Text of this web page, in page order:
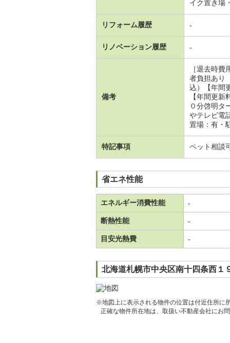
イク置き場
リフォーム履歴 -
リノベーション履歴 -
備考
［退去時
者負担あり
込）【年間
【年間更
０分啓明タ
やテレビ電
置場：有・
特記事項 ペット相談
省エネ性能
エネルギー消費性能 -
断熱性能 -
目安光熱費 -
北海道札幌市中央区南十四条西１
※地図上に表示される物件の位置は付近住所に
正確な物件所在地は、取扱い不動産会社にお